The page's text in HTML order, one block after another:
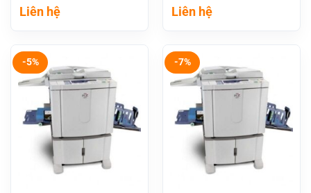
Liên hệ Liên hệ
-5% -7%